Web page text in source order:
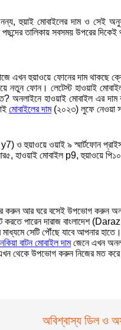
হুয়াই মোবাইলের দাম ও সেই
তালিকায় সবসময় উপরের
এখন হুয়াওয়ে ফোনের দাম থাকছে
নতুন ফোন। লেটেস্ট হাওয়াই
হাওয়াই মোবাইল এর দাম
মোবাইলের দাম(২০২৩) লুফে নেওয়া
ও হুয়াওয়ে ওয়াই ৯ স্মার্টফোন
হাওয়াই মোবাইল p9, হুয়াওয়ে
করুন আর ঘরে বসেই উপভোগ করুন
করতে পারেন দারাজ বাংলাদেশ
সেটি পৌঁছে যাবে আপনার
নকিয়া বাটন মোবাইল দামজেনে এখন
থেকে উপভোগ করুন নিজের মত
অবিশ্বাস্য ডিল ও